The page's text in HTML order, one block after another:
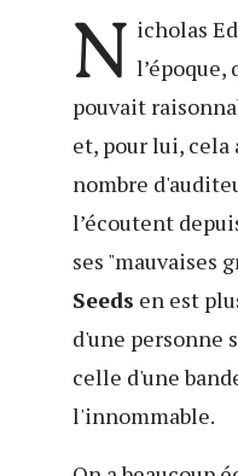
N icholas
pouvait
et, pour lui, cela
nombre
l’écoutent
ses "mauvaises
Seeds en est
d'une personne
celle d'une
l'innommable.